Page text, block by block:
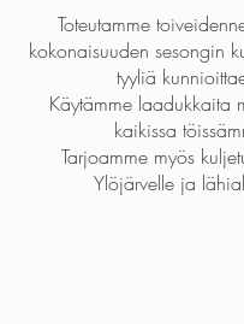
Toteutamme
kokonaisuuden sesongin
tyyliä
Käytämme laadukkaita
kaikissa
Tarjoamme myös
Ylöjärvelle ja